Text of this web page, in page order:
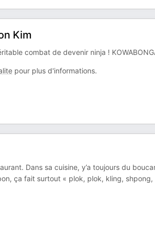
Kim
combat de devenir ninja !
pour plus d'informations.
Dans sa cuisine, y’a toujours du
ça fait surtout « plok, plok, kling, shpong,